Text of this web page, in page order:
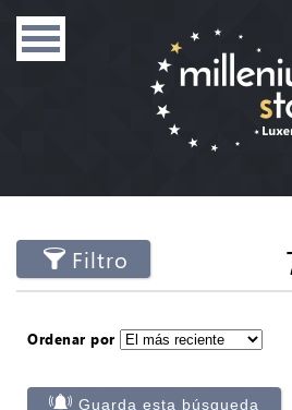
Filtro
Ordenar por
Guarda esta búsqueda